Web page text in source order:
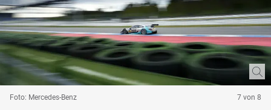
Foto: Mercedes-Benz 7 von 8